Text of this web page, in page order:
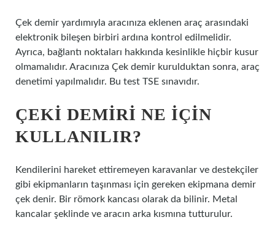
Çek demir yardımıyla aracınıza eklenen araç arasındaki
elektronik bileşen birbiri ardına kontrol edilmelidir.
Ayrıca, bağlantı noktaları hakkında kesinlikle hiçbir kusur
olmamalıdır. Aracınıza Çek demir kurulduktan sonra, araç
denetimi yapılmalıdır. Bu test TSE sınavıdır.
ÇEKI DEMIRI NE IÇIN
KULLANILIR?
Kendilerini hareket ettiremeyen karavanlar ve destekçiler
gibi ekipmanların taşınması için gereken ekipmana demir
çek denir. Bir römork kancası olarak da bilinir. Metal
kancalar şeklinde ve aracın arka kısmına tutturulur.